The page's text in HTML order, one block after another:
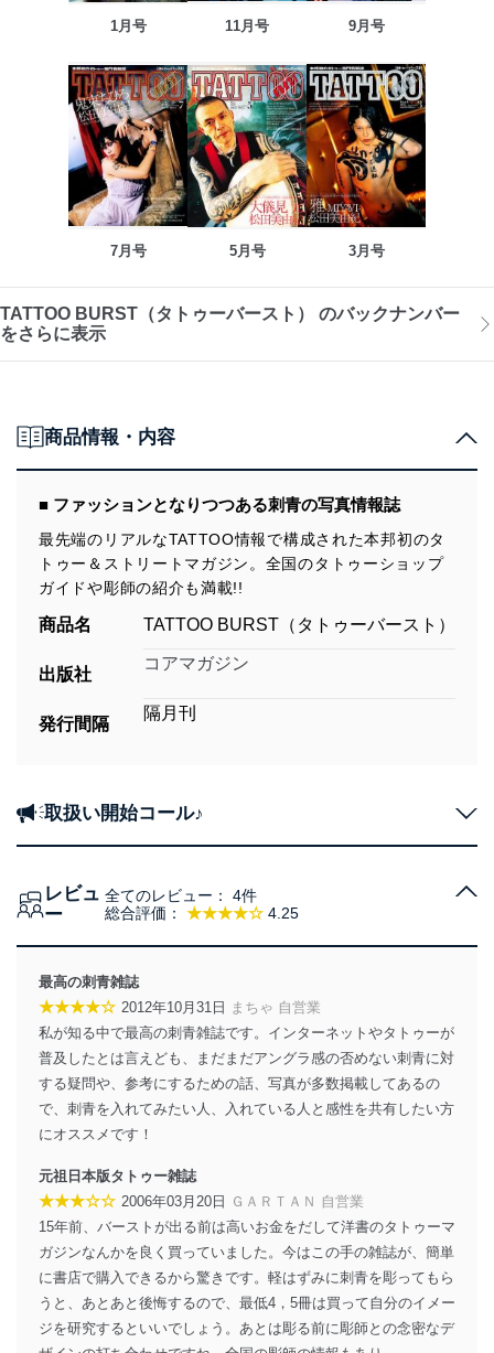
1月号 11月号 9月号
7月号 5月号 3月号
TATTOO BURST（タトゥーバースト） のバックナンバー
をさらに表示
商品情報・内容
■ ファッションとなりつつある刺青の写真情報誌
最先端のリアルなTATTOO情報で構成された本邦初のタ
トゥー＆ストリートマガジン。全国のタトゥーショップ
ガイドや彫師の紹介も満載!!
商品名 TATTOO BURST（タトゥーバースト）
出版社
コアマガジン
発行間隔
隔月刊
取扱い開始コール♪
レビュ
ー
総合評価： ★★★★☆ 4.25
全てのレビュー： 4件
最高の刺青雑誌
★★★★☆ 2012年10月31日 まちゃ 自営業
私が知る中で最高の刺青雑誌です。インターネットやタトゥーが
普及したとは言えども、まだまだアングラ感の否めない刺青に対
する疑問や、参考にするための話、写真が多数掲載してあるの
で、刺青を入れてみたい人、入れている人と感性を共有したい方
にオススメです！
元祖日本版タトゥー雑誌
★★★☆☆ 2006年03月20日
ＧＡＲＴＡＮ 自営業
15年前、バーストが出る前は高いお金をだして洋書のタトゥーマ
ガジンなんかを良く買っていました。今はこの手の雑誌が、簡単
に書店で購入できるから驚きです。軽はずみに刺青を彫ってもら
うと、あとあと後悔するので、最低4，5冊は買って自分のイメー
ジを研究するといいでしょう。あとは彫る前に彫師との念密なデ